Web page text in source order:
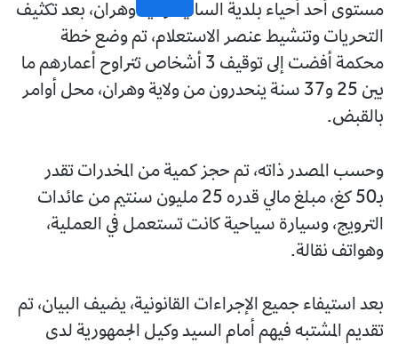
مستوى أحد أحياء بلدية السانية ولاية وهران، بعد تكثيف
التحريات وتنشيط عنصر الاستعلام، تم وضع خطة
محكمة أفضت إلى توقيف 3 أشخاص تتراوح أعمارهم ما
بين 25 و37 سنة ينحدرون من ولاية وهران، محل أوامر
بالقبض.
وحسب المصدر ذاته، تم حجز كمية من المخدرات تقدر
بـ50 كغ، مبلغ مالي قدره 25 مليون سنتيم من عائدات
الترويج، وسيارة سياحية كانت تستعمل في العملية،
وهواتف نقالة.
بعد استيفاء جميع الإجراءات القانونية، يضيف البيان، تم
تقديم المشتبه فيهم أمام السيد وكيل الجمهورية لدى